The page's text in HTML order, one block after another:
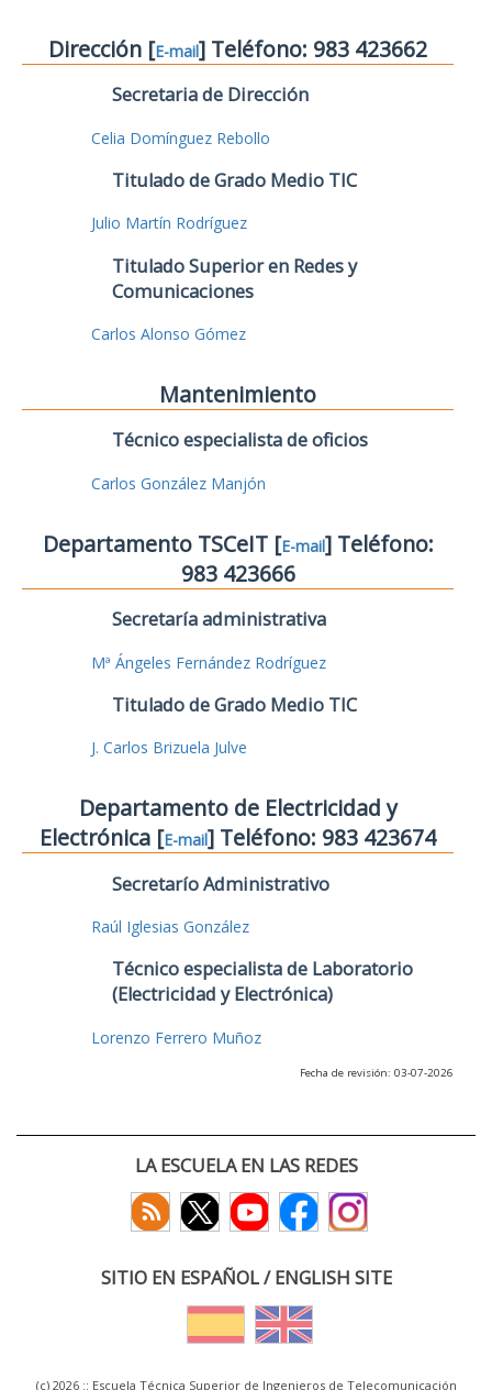
Dirección [E-mail] Teléfono: 983 423662
Secretaria de Dirección
Celia Domínguez Rebollo
Titulado de Grado Medio TIC
Julio Martín Rodríguez
Titulado Superior en Redes y
Comunicaciones
Carlos Alonso Gómez
Mantenimiento
Técnico especialista de oficios
Carlos González Manjón
Departamento TSCeIT [E-mail] Teléfono:
983 423666
Secretaría administrativa
Mª Ángeles Fernández Rodríguez
Titulado de Grado Medio TIC
J. Carlos Brizuela Julve
Departamento de Electricidad y
Electrónica [E-mail] Teléfono: 983 423674
Secretarío Administrativo
Raúl Iglesias González
Técnico especialista de Laboratorio
(Electricidad y Electrónica)
Lorenzo Ferrero Muñoz
Fecha de revisión: 03-07-2026
LA ESCUELA EN LAS REDES
SITIO EN ESPAÑOL / ENGLISH SITE
(c) 2026 :: Escuela Técnica Superior de Ingenieros de Telecomunicación